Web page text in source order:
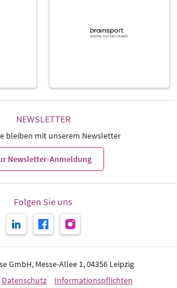
NEWSLETTER
bleiben mit unserem Newsletter
Newsletter-Anmeldung
Folgen Sie uns
GmbH, Messe-Allee 1, 04356 Leipzig
Datenschutz Informationspflichten